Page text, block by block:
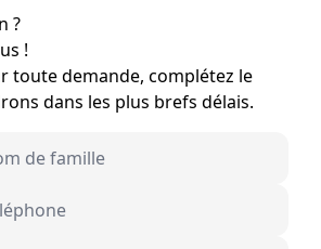
?
!
toute demande, complétez le
dans les plus brefs délais.